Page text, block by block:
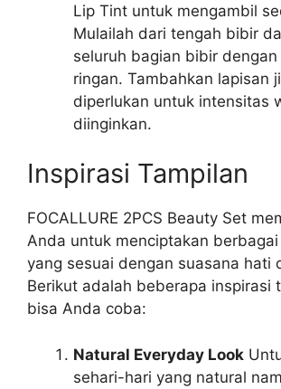
Lip Tint untuk mengambil
Mulailah dari tengah bibir
seluruh bagian bibir dengan
ringan. Tambahkan lapisan
diperlukan untuk intensitas
diinginkan.
Inspirasi Tampilan
FOCALLURE 2PCS Beauty Set
Anda untuk menciptakan
yang sesuai dengan suasana hati
Berikut adalah beberapa inspirasi
bisa Anda coba:
Natural Everyday Look
sehari-hari yang natural